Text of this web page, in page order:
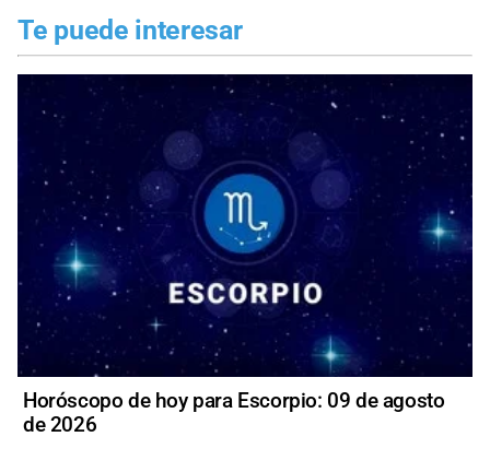
Te puede interesar
Horóscopo de hoy para Escorpio: 09 de agosto
de 2026